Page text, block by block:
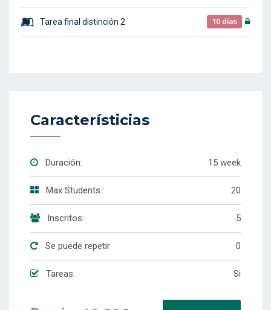
Tarea final distinción 2 10 días
Característicias
Duración: 15 week
Max Students : 20
Inscritos: 5
Se puede repetir 0
Tareas: Si